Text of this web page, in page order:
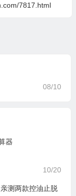
7817.html
08/10
器
10/20
测两款控油止脱